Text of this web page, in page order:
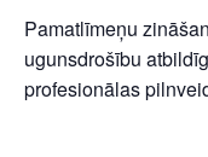
Pamatlīmeņu
ugunsdrošību
profesionālas